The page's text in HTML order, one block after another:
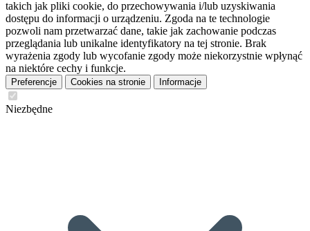
takich jak pliki cookie, do przechowywania i/lub uzyskiwania
dostępu do informacji o urządzeniu. Zgoda na te technologie
pozwoli nam przetwarzać dane, takie jak zachowanie podczas
przeglądania lub unikalne identyfikatory na tej stronie. Brak
wyrażenia zgody lub wycofanie zgody może niekorzystnie wpłynąć
na niektóre cechy i funkcje.
Preferencje Cookies na stronie Informacje
Niezbędne